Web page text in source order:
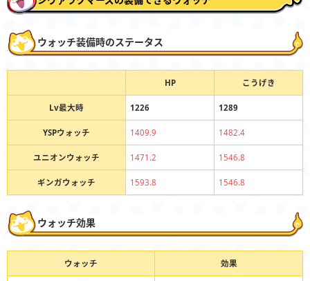
ウォッチ装備時のステータス
HP こうげき
Lv最大時 1226 1289
YSPウォッチ 1409.9 1482.4
ユニオンウォッチ 1471.2 1546.8
ギンガウォッチ 1593.8 1546.8
ウォッチ効果
ウォッチ 効果